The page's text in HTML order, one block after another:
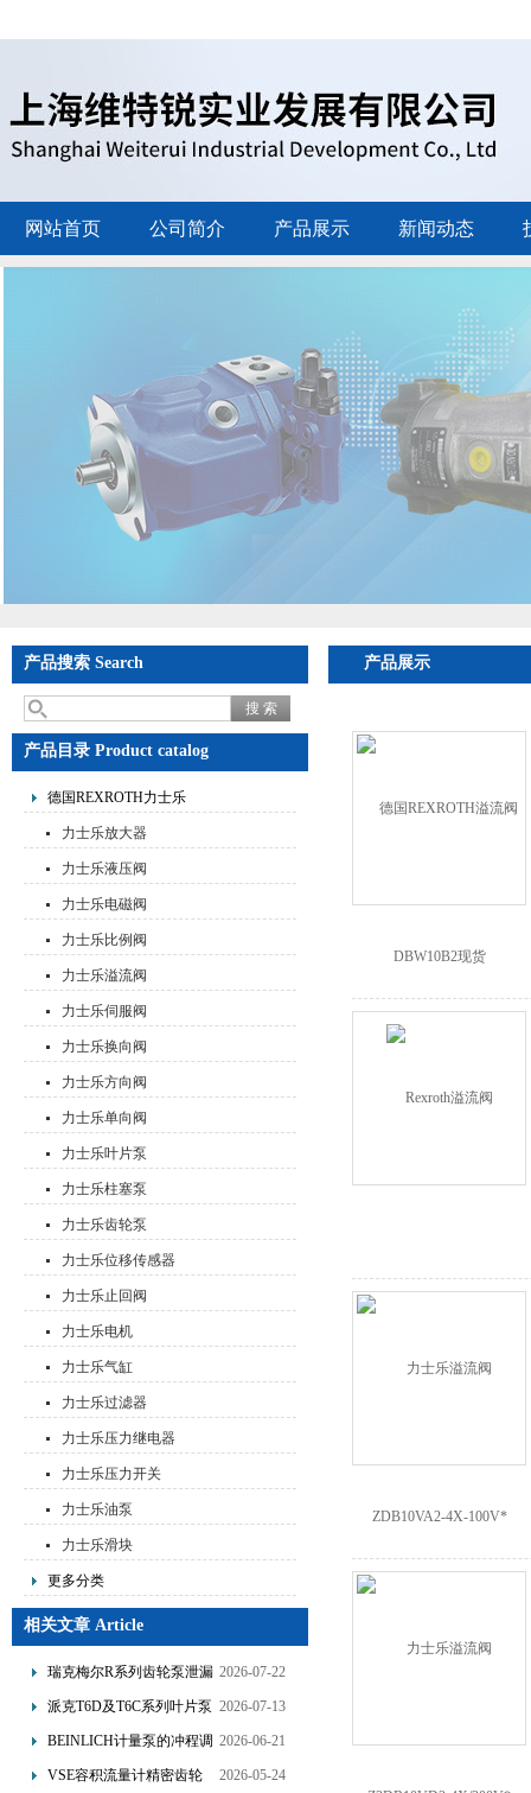
网站首页 公司简介 产品展示 新闻动态
产品搜索 Search
产品目录 Product catalog
德国REXROTH力士乐
力士乐放大器
力士乐液压阀
力士乐电磁阀
力士乐比例阀
力士乐溢流阀
力士乐伺服阀
力士乐换向阀
力士乐方向阀
力士乐单向阀
力士乐叶片泵
力士乐柱塞泵
力士乐齿轮泵
力士乐位移传感器
力士乐止回阀
力士乐电机
力士乐气缸
力士乐过滤器
力士乐压力继电器
力士乐压力开关
力士乐油泵
力士乐滑块
更多分类
相关文章 Article
瑞克梅尔R系列齿轮泵泄漏
故障分析与优化改造技术
2026-07-22
派克T6D及T6C系列叶片泵
的特点与应用
2026-07-13
BEINLICH计量泵的冲程调
节与频率控制双调节方式
2026-06-21
VSE容积流量计精密齿轮
2026-05-24
产品展示